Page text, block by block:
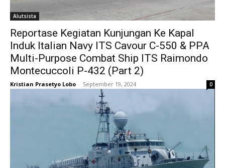
Alutsista
Reportase Kegiatan Kunjungan Ke Kapal
Induk Italian Navy ITS Cavour C-550 & PPA
Multi-Purpose Combat Ship ITS Raimondo
Montecuccoli P-432 (Part 2)
Kristian Prasetyo Lobo - September 19, 2024 0